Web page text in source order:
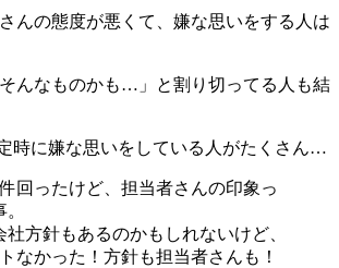
んの態度が悪くて、嫌な思いをする人は
そんなものかも…」と割り切ってる人も結
時に嫌な思いをしている人がたくさん…
回ったけど、担当者さんの印象っ
社方針もあるのかもしれないけど、
なかった！方針も担当者さんも！